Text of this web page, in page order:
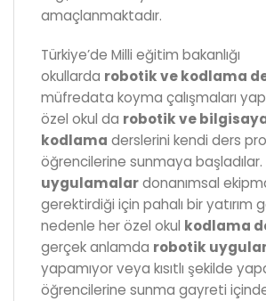
amaçlanmaktadır.
Türkiye’de Milli eğitim bakanlığı
okullarda robotik ve kodlama
müfredata koyma çalışmaları
özel okul da robotik ve
kodlama derslerini kendi ders
öğrencilerine sunmaya başladılar.
uygulamalardonanımsal
gerektirdiği için pahalı bir yatırım
nedenle her özel okul kodlama
gerçek anlamda robotik
yapamıyor veya kısıtlı şekilde
öğrencilerine sunma gayreti